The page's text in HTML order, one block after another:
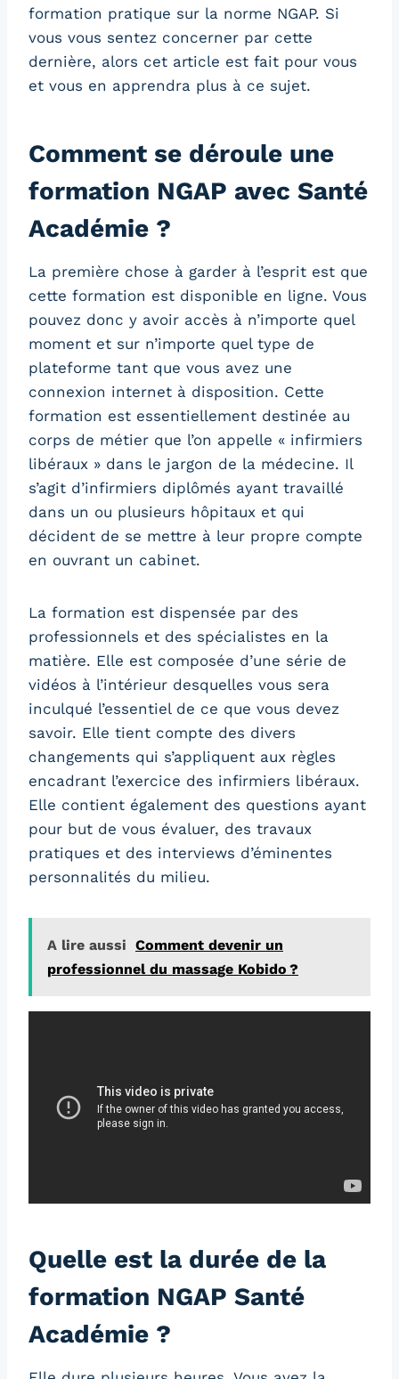
formation pratique sur la norme NGAP. Si
vous vous sentez concerner par cette
dernière, alors cet article est fait pour vous
et vous en apprendra plus à ce sujet.
Comment se déroule une
formation NGAP avec Santé
Académie ?
La première chose à garder à l’esprit est que
cette formation est disponible en ligne. Vous
pouvez donc y avoir accès à n’importe quel
moment et sur n’importe quel type de
plateforme tant que vous avez une
connexion internet à disposition. Cette
formation est essentiellement destinée au
corps de métier que l’on appelle « infirmiers
libéraux » dans le jargon de la médecine. Il
s’agit d’infirmiers diplômés ayant travaillé
dans un ou plusieurs hôpitaux et qui
décident de se mettre à leur propre compte
en ouvrant un cabinet.
La formation est dispensée par des
professionnels et des spécialistes en la
matière. Elle est composée d’une série de
vidéos à l’intérieur desquelles vous sera
inculqué l’essentiel de ce que vous devez
savoir. Elle tient compte des divers
changements qui s’appliquent aux règles
encadrant l’exercice des infirmiers libéraux.
Elle contient également des questions ayant
pour but de vous évaluer, des travaux
pratiques et des interviews d’éminentes
personnalités du milieu.
A lire aussi Comment devenir un
professionnel du massage Kobido ?
Quelle est la durée de la
formation NGAP Santé
Académie ?